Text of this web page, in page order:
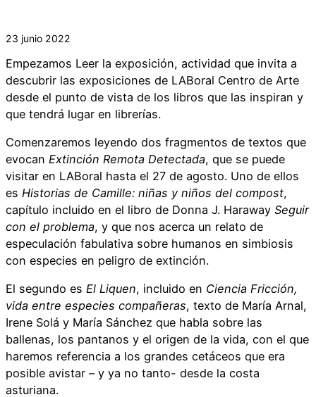
23 junio 2022
Empezamos Leer la exposición, actividad que invita a
descubrir las exposiciones de LABoral Centro de Arte
desde el punto de vista de los libros que las inspiran y
que tendrá lugar en librerías.
Comenzaremos leyendo dos fragmentos de textos que
evocan Extinción Remota Detectada, que se puede
visitar en LABoral hasta el 27 de agosto. Uno de ellos
es Historias de Camille: niñas y niños del compost,
capítulo incluido en el libro de Donna J. Haraway Seguir
con el problema, y que nos acerca un relato de
especulación fabulativa sobre humanos en simbiosis
con especies en peligro de extinción.
El segundo es El Liquen, incluido en Ciencia Fricción,
vida entre especies compañeras, texto de María Arnal,
Irene Solá y María Sánchez que habla sobre las
ballenas, los pantanos y el origen de la vida, con el que
haremos referencia a los grandes cetáceos que era
posible avistar – y ya no tanto- desde la costa
asturiana.